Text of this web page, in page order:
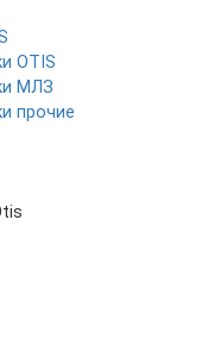
OTIS
МЛЗ
прочие